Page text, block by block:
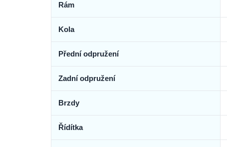
Rám
Kola
Přední odpružení
Zadní odpružení
Brzdy
Řídítka